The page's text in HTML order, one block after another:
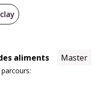
pour
aliments Master